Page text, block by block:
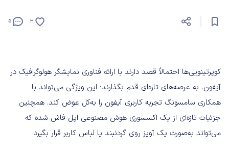
5 3
کوپرتینویی‌‌ها احتمالاً قصد دارند با ارائه فناوری نمایشگر هولوگرافیک در
آیفون، به عرصه‌های تازه‌ای قدم بگذارند؛ این ویژگی می‌تواند با
همکاری سامسونگ تجربه کاربری آیفون را به‌کل عوض کند. همچنین
جزئیات تازه‌ای از یک اکسسوری هوش مصنوعی اپل فاش شده که
می‌تواند به‌صورت یک آویز روی گردنبند یا لباس کاربر قرار بگیرد.